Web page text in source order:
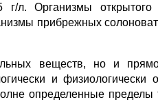
л. Организмы открытого
прибрежных
веществ, но и
и физиологически
определенные пределы